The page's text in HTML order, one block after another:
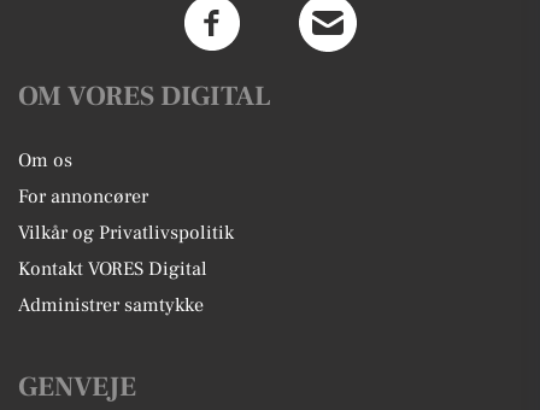
OM VORES DIGITAL
Om os
For annoncører
Vilkår og Privatlivspolitik
Kontakt VORES Digital
Administrer samtykke
GENVEJE